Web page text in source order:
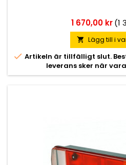
Pris
1 670,00 kr (1
 Lägg till i
 Artikeln är tillfälligt slut.
leverans sker när